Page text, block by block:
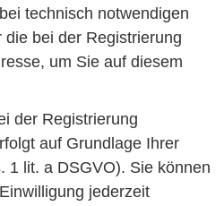
technisch notwendigen
bei der Registrierung
um Sie auf diesem
der Registrierung
auf Grundlage Ihrer
1 lit. a DSGVO). Sie können
jederzeit